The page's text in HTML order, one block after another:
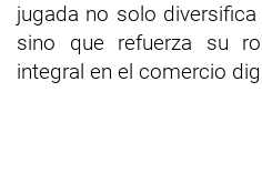
jugada no solo
sino que refuerza su
integral en el comercio